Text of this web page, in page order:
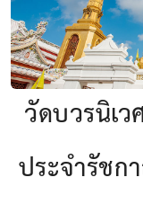
วัดบวรนิเ
ประจำรัช